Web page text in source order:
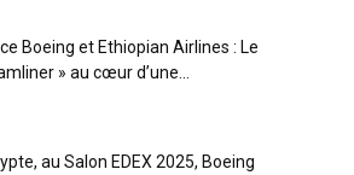
Boeing et Ethiopian Airlines : Le
» au cœur d’une...
au Salon EDEX 2025, Boeing